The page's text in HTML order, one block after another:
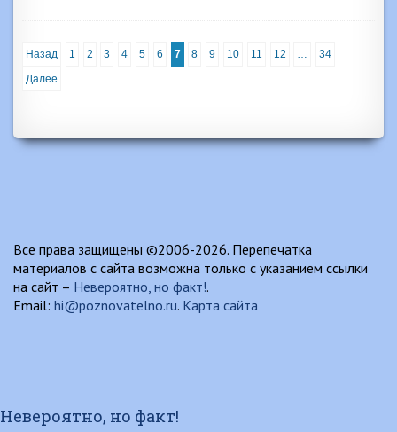
Назад 1 2 3 4 5 6 7 8 9 10 11 12 …
34
Далее
Все права защищены ©2006-2026. Перепечатка
материалов с сайта возможна только с указанием ссылки
на сайт – Невероятно, но факт!.
Email: hi@poznovatelno.ru. Карта сайта
Невероятно, но факт!